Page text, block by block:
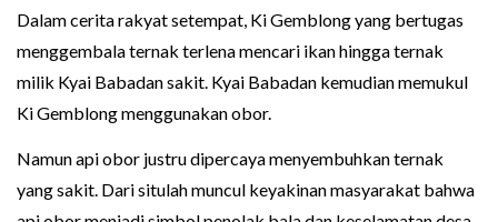
Dalam cerita rakyat setempat, Ki Gemblong yang bertugas
menggembala ternak terlena mencari ikan hingga ternak
milik Kyai Babadan sakit. Kyai Babadan kemudian memukul
Ki Gemblong menggunakan obor.
Namun api obor justru dipercaya menyembuhkan ternak
yang sakit. Dari situlah muncul keyakinan masyarakat bahwa